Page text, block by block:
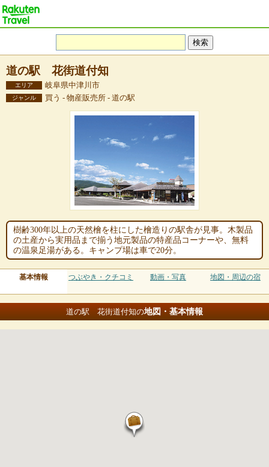
道の駅 花街道付知
エリア 岐阜県中津川市
ジャンル 買う - 物産販売所 - 道の駅
樹齢300年以上の天然檜を柱にした檜造りの駅舎が見事。木製品
の土産から実用品まで揃う地元製品の特産品コーナーや、無料
の温泉足湯がある。キャンプ場は車で20分。
基本情報 つぶやき・クチコミ 動画・写真 地図・周辺の宿
道の駅 花街道付知の地図・基本情報